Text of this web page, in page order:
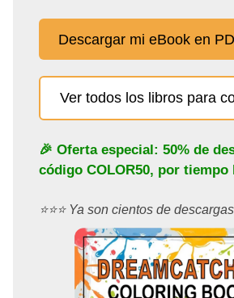
Descargar mi eBook en
Ver todos los libros para
🎉 Oferta especial: 50% de
código COLOR50, por tiempo
⭐️⭐️⭐️ Ya son cientos de descargas